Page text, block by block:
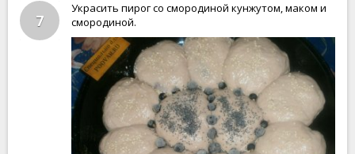
7
Украсить пирог со смородиной кунжутом, маком и
смородиной.